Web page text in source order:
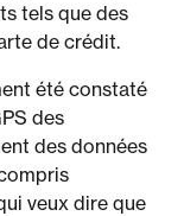
tels que des
de crédit.
été constaté
des
des données
veux dire que